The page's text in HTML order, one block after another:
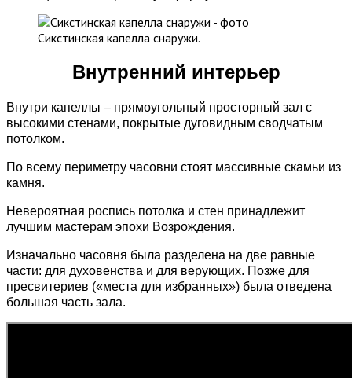
Сикстинская капелла снаружи.
Внутренний интерьер
Внутри капеллы – прямоугольный просторный зал с
высокими стенами, покрытые дуговидным сводчатым
потолком.
По всему периметру часовни стоят массивные скамьи из
камня.
Невероятная роспись потолка и стен принадлежит
лучшим мастерам эпохи Возрождения.
Изначально часовня была разделена на две равные
части: для духовенства и для верующих. Позже для
пресвитериев («места для избранных») была отведена
большая часть зала.